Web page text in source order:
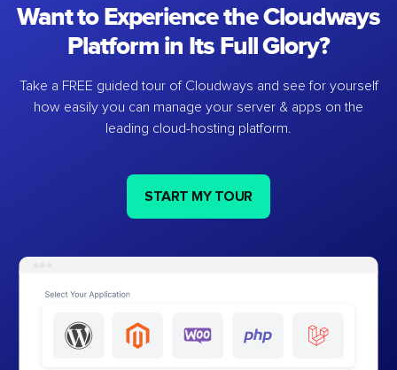
Want to Experience the Cloudways
Platform in Its Full Glory?
Take a FREE guided tour of Cloudways and see for yourself
how easily you can manage your server & apps on the
leading cloud-hosting platform.
START MY TOUR